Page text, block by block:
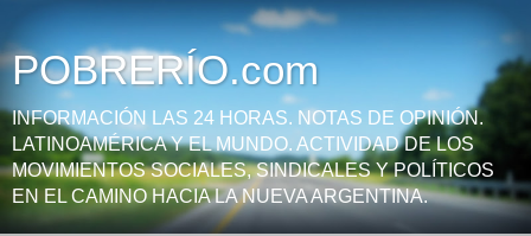
POBRERÍO.com
INFORMACIÓN LAS 24 HORAS. NOTAS DE OPINIÓN.
LATINOAMÉRICA Y EL MUNDO. ACTIVIDAD DE LOS
MOVIMIENTOS SOCIALES, SINDICALES Y POLÍTICOS
EN EL CAMINO HACIA LA NUEVA ARGENTINA.